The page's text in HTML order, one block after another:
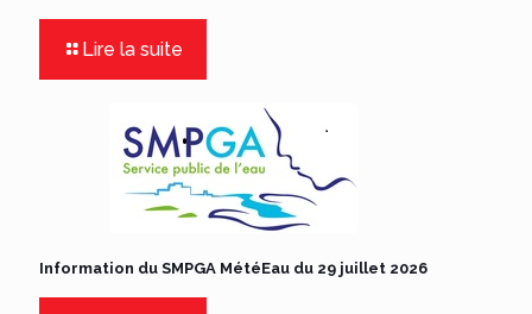
Lire la suite
Information du SMPGA MétéEau du 29 juillet 2026